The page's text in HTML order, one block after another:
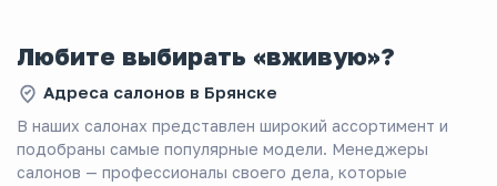
Любите выбирать «вживую»?
Адреса салонов в Брянске
В наших салонах представлен широкий ассортимент и
подобраны самые популярные модели. Менеджеры
салонов — профессионалы своего дела, которые